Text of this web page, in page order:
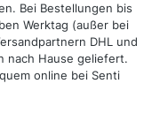
Bei Bestellungen bis
Werktag (außer bei
DHL und
nach Hause geliefert.
online bei Senti